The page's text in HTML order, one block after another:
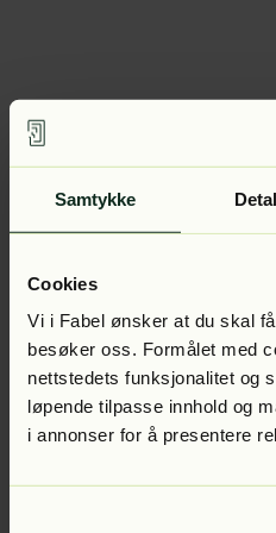
Samtykke
Cookies
Vi i Fabel ønsker at du skal
besøker oss. Formålet med
nettstedets funksjonalitet og
løpende tilpasse innhold og
i annonser for å presentere